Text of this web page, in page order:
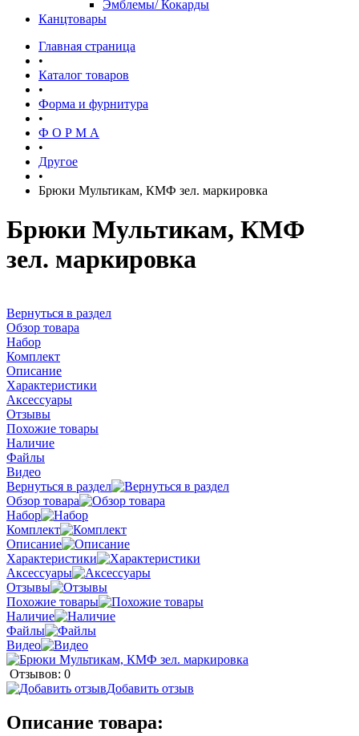
Эмблемы/ Кокарды
Канцтовары
Главная страница
•
Каталог товаров
•
Форма и фурнитура
•
Ф О Р М А
•
Другое
•
Брюки Мультикам, КМФ зел. маркировка
Брюки Мультикам, КМФ
зел. маркировка
Вернуться в раздел
Обзор товара
Набор
Комплект
Описание
Характеристики
Аксессуары
Отзывы
Похожие товары
Наличие
Файлы
Видео
Вернуться в раздел
Обзор товара
Набор
Комплект
Описание
Характеристики
Аксессуары
Отзывы
Похожие товары
Наличие
Файлы
Видео
Отзывов: 0
Добавить отзыв
Описание товара: